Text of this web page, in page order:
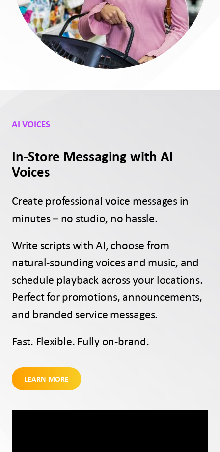
AI VOICES
In-Store Messaging with AI
Voices
Create professional voice messages in
minutes – no studio, no hassle.
Write scripts with AI, choose from
natural-sounding voices and music, and
schedule playback across your locations.
Perfect for promotions, announcements,
and branded service messages.
Fast. Flexible. Fully on-brand.
LEARN MORE